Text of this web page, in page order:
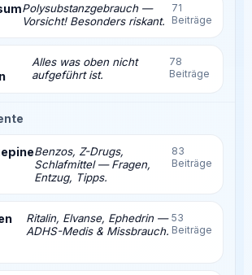
Polysubstanzgebrauch —
Vorsicht! Besonders riskant.
71
Beiträge
Alles was oben nicht
aufgeführt ist.
78
Beiträge
Benzos, Z-Drugs,
Schlafmittel — Fragen,
Entzug, Tipps.
83
Beiträge
Ritalin, Elvanse, Ephedrin —
ADHS-Medis & Missbrauch.
53
Beiträge